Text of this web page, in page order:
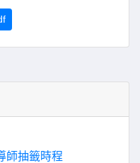
師抽籤時程